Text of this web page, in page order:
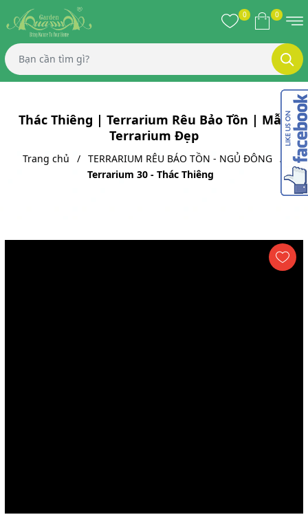
0 0
Thác Thiêng | Terrarium Rêu Bảo Tồn | Mẫu
Terrarium Đẹp
Trang chủ
TERRARIUM RÊU BÁO TỒN - NGỦ ĐÔNG
Terrarium 30 - Thác Thiêng